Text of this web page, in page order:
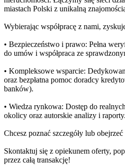
miastach Polski z unikalną
Wybierając współpracę z nami,
• Bezpieczeństwo i prawo: Pełna
do umów i współpraca ze
• Kompleksowe wsparcie:
oraz bezpłatna pomoc doradcy
banków).
• Wiedza rynkowa: Dostęp do
okolicy oraz autorskie analizy i raporty.
Chcesz poznać szczegóły lub
Skontaktuj się z opiekunem oferty,
przez całą transakcję!